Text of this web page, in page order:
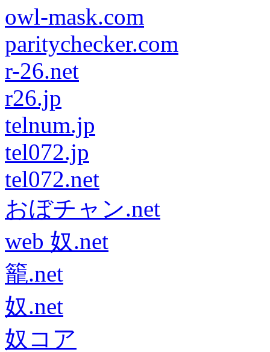
owl-mask.com
paritychecker.com
r-26.net
r26.jp
telnum.jp
tel072.jp
tel072.net
おぼチャン.net
web 奴.net
籠.net
奴.net
奴コア